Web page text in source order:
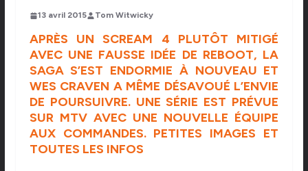
13 avril 2015 Tom Witwicky
APRÈS UN SCREAM 4 PLUTÔT MITIGÉ
AVEC UNE FAUSSE IDÉE DE REBOOT, LA
SAGA S’EST ENDORMIE À NOUVEAU ET
WES CRAVEN A MÊME DÉSAVOUÉ L’ENVIE
DE POURSUIVRE. UNE SÉRIE EST PRÉVUE
SUR MTV AVEC UNE NOUVELLE ÉQUIPE
AUX COMMANDES. PETITES IMAGES ET
TOUTES LES INFOS